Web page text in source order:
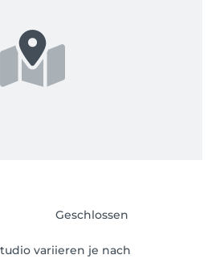
Geschlossen
variieren je nach